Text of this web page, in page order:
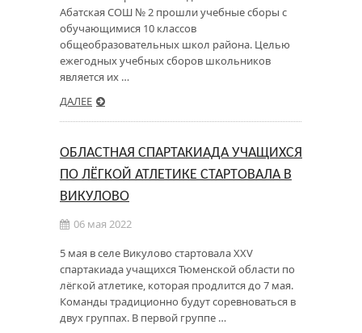
Абатская СОШ № 2 прошли учебные сборы с
обучающимися 10 классов
общеобразовательных школ района. Целью
ежегодных учебных сборов школьников
является их …
ДАЛЕЕ
ОБЛАСТНАЯ СПАРТАКИАДА УЧАЩИХСЯ
ПО ЛЁГКОЙ АТЛЕТИКЕ СТАРТОВАЛА В
ВИКУЛОВО
06 мая 2022
5 мая в селе Викулово стартовала XXV
спартакиада учащихся Тюменской области по
лёгкой атлетике, которая продлится до 7 мая.
Команды традиционно будут соревноваться в
двух группах. В первой группе …